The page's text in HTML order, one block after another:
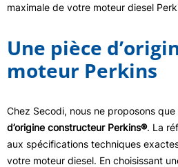
maximale de votre moteur diesel
Une pièce
moteur Perkins
Chez Secodi, nous ne proposons
d’origine constructeur Perkins®. La
aux spécifications techniques
votre moteur diesel. En choisissant